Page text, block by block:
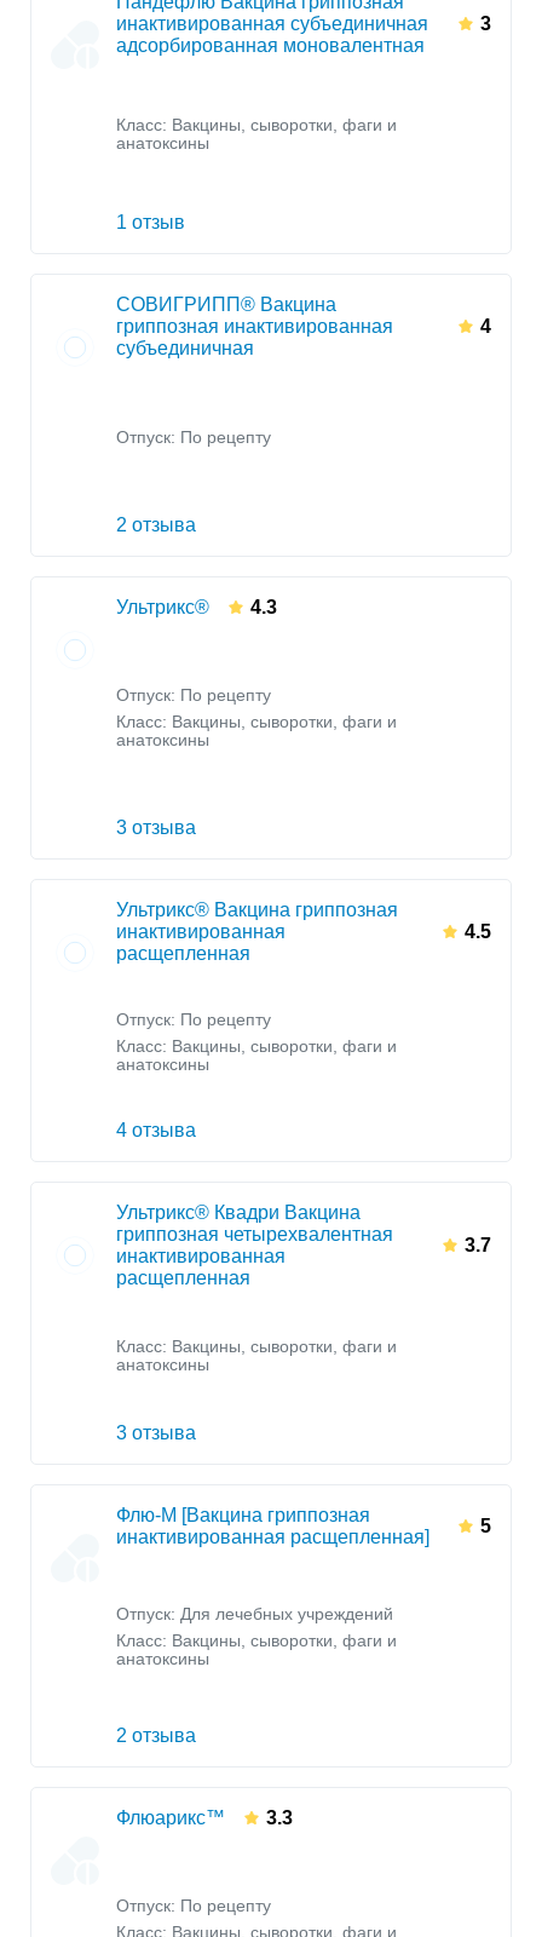
инактивированная субъединичная
адсорбированная моновалентная
3
Класс: Вакцины, сыворотки, фаги и
анатоксины
1 отзыв
СОВИГРИПП® Вакцина
гриппозная инактивированная
субъединичная
4
Отпуск: По рецепту
2 отзыва
Ультрикс® 4.3
Отпуск: По рецепту
Класс: Вакцины, сыворотки, фаги и
анатоксины
3 отзыва
Ультрикс® Вакцина гриппозная
инактивированная
расщепленная
4.5
Отпуск: По рецепту
Класс: Вакцины, сыворотки, фаги и
анатоксины
4 отзыва
Ультрикс® Квадри Вакцина
гриппозная четырехвалентная
инактивированная
расщепленная
3.7
Класс: Вакцины, сыворотки, фаги и
анатоксины
3 отзыва
Флю-М [Вакцина гриппозная
инактивированная расщепленная]
5
Отпуск: Для лечебных учреждений
Класс: Вакцины, сыворотки, фаги и
анатоксины
2 отзыва
Флюарикс™ 3.3
Отпуск: По рецепту
Класс: Вакцины, сыворотки, фаги и